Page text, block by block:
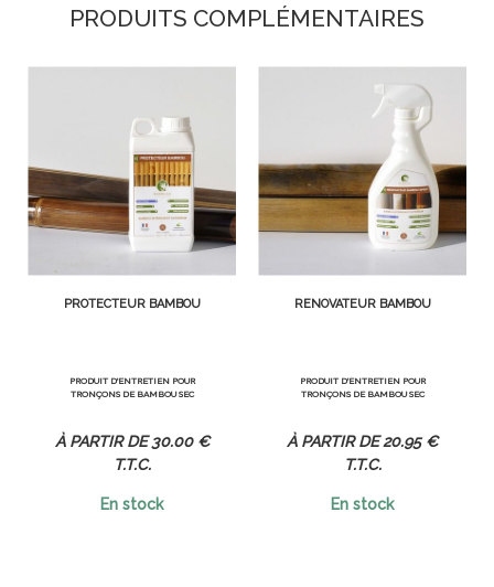
PRODUITS COMPLÉMENTAIRES
PROTECTEUR BAMBOU
PRODUIT D'ENTRETIEN POUR
TRONÇONS DE BAMBOU SEC
30.00 €
T.T.C.
En stock
RÉNOVATEUR BAMBOU
PRODUIT D'ENTRETIEN POUR
TRONÇONS DE BAMBOU SEC
20.95 €
T.T.C.
En stock